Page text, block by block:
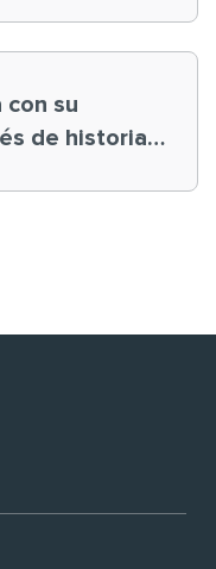
con su
de historias